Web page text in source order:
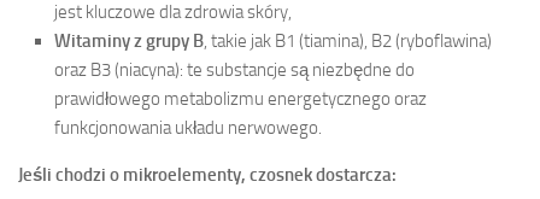
jest kluczowe dla zdrowia skóry,
Witaminy z grupy B, takie jak B1 (tiamina), B2 (ryboflawina)
oraz B3 (niacyna): te substancje są niezbędne do
prawidłowego metabolizmu energetycznego oraz
funkcjonowania układu nerwowego.
Jeśli chodzi o mikroelementy, czosnek dostarcza: